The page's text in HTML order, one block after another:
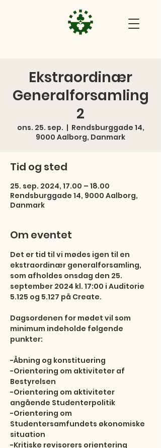
Ekstraordinær
Generalforsamling
2
ons. 25. sep.
  |
Rendsburggade 14,
9000 Aalborg, Danmark
Tid og sted
25. sep. 2024, 17.00 – 18.00
Rendsburggade 14, 9000 Aalborg,
Danmark
Om eventet
Det er tid til vi mødes igen til en
ekstraordinær generalforsamling,
som afholdes onsdag den 25.
september 2024 kl. 17:00 i Auditorie
5.125 og 5.127 på Create.
Dagsordenen for mødet vil som
minimum indeholde følgende
punkter:
-Åbning og konstituering
-Orientering om aktiviteter af
Bestyrelsen
-Orientering om aktiviteter
angående Studenterpolitik
-Orientering om
Studentersamfundets økonomiske
situation
-Kritiske revisorers orientering